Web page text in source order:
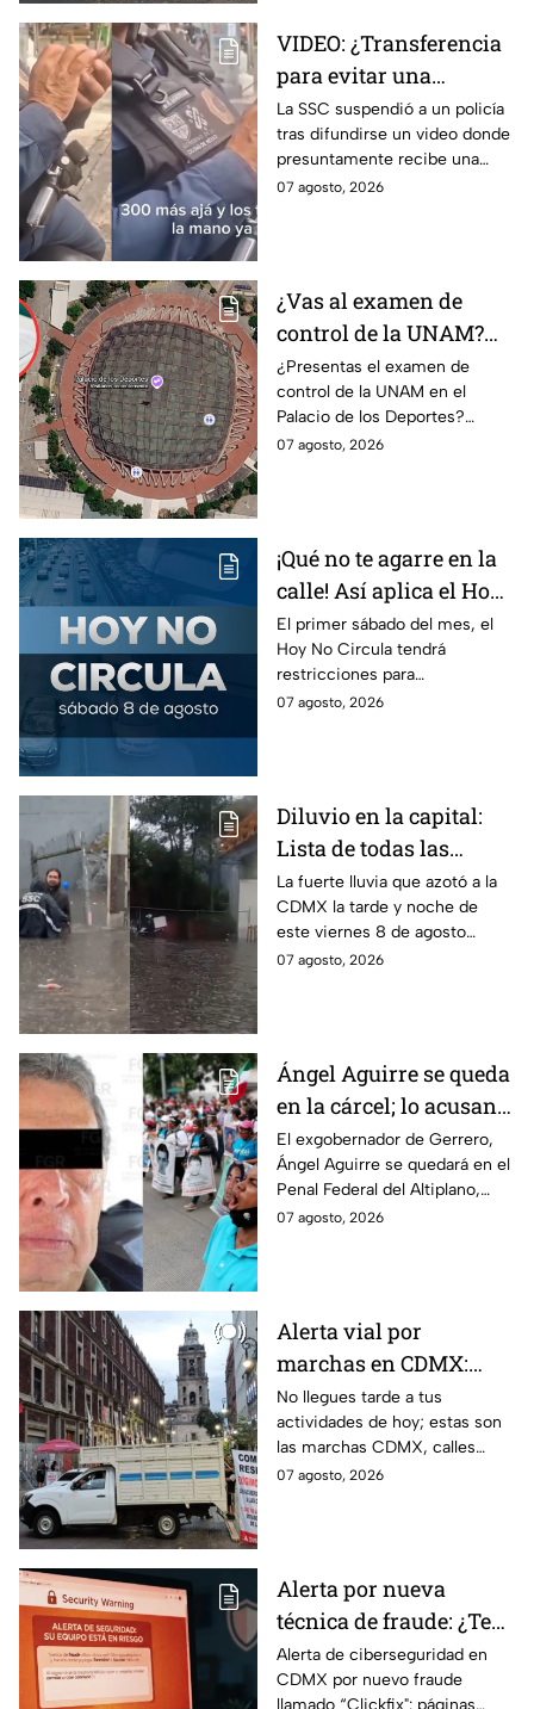
VIDEO: ¿Transferencia
para evitar una
sanción? SSC suspende
a policía y abre
investigación
La SSC suspendió a un policía
tras difundirse un video donde
presuntamente recibe una
transferencia para evitar una
07 agosto, 2026
¿Vas al examen de
control de la UNAM?
Así puedes llegar al
Palacio de los Deportes
en Metro, camión y
Metrobús
¿Presentas el examen de
control de la UNAM en el
Palacio de los Deportes?
Consulta cómo llegar en
07 agosto, 2026
¡Qué no te agarre en la
calle! Así aplica el Hoy
No Circula el primer
sábado del mes
El primer sábado del mes, el
Hoy No Circula tendrá
restricciones para
determinados vehículos en la
07 agosto, 2026
Diluvio en la capital:
Lista de todas las
inundaciones en CDMX
HOY viernes 7 de
agosto
La fuerte lluvia que azotó a la
CDMX la tarde y noche de
este viernes 8 de agosto
provocó inundaciones y otras
07 agosto, 2026
Ángel Aguirre se queda
en la cárcel; lo acusan
de destruir
información del caso
Ayotzinapa
El exgobernador de Gerrero,
Ángel Aguirre se quedará en el
Penal Federal del Altiplano,
luego de que fue detenido ayer
07 agosto, 2026
Alerta vial por
marchas en CDMX:
Manifestantes retiran
bloqueo en Canela y Eje
3 Sur, colonia Granjas
México
No llegues tarde a tus
actividades de hoy; estas son
las marchas CDMX, calles
cerradas y bloqueos que
07 agosto, 2026
Alerta por nueva
técnica de fraude: ¿Te
piden copiar códigos
extraños en la PC?
Alerta de ciberseguridad en
CDMX por nuevo fraude